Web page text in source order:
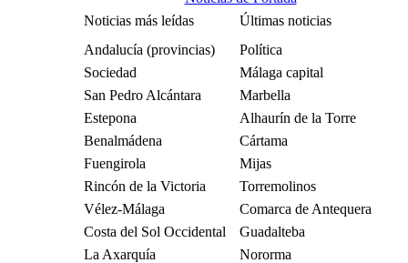
Noticias más leídas
Últimas noticias
Andalucía (provincias)
Política
Sociedad
Málaga capital
San Pedro Alcántara
Marbella
Estepona
Alhaurín de la Torre
Benalmádena
Cártama
Fuengirola
Mijas
Rincón de la Victoria
Torremolinos
Vélez-Málaga
Comarca de Antequera
Costa del Sol Occidental
Guadalteba
La Axarquía
Nororma